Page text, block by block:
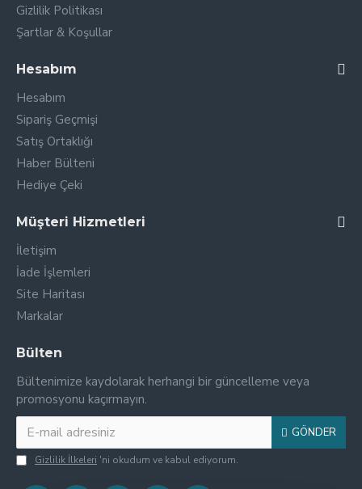
Gizlilik Politikası
Şartlar & Koşullar
Hesabım
Hesabım
Sipariş Geçmişi
Satış Ortaklığı
Haber Bülteni
Hediye Çeki
Müşteri Hizmetleri
İletişim
İade İşlemleri
Site Haritası
Markalar
Bülten
Bültenimize kaydolarak herhangi bir güncelleme veya
promosyonu kaçırmayın.
GÖNDER
Gizlilik İlkeleri 'ni okudum ve kabul ediyorum.